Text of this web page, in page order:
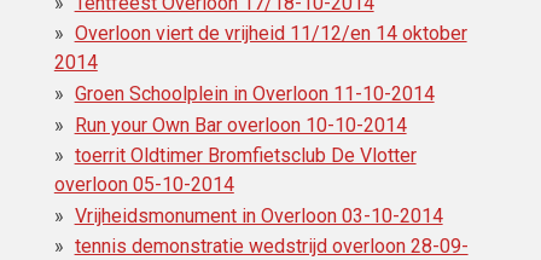
Overloon viert de vrijheid 11/12/en 14 oktober
2014
Groen Schoolplein in Overloon 11-10-2014
Run your Own Bar overloon 10-10-2014
toerrit Oldtimer Bromfietsclub De Vlotter
overloon 05-10-2014
Vrijheidsmonument in Overloon 03-10-2014
tennis demonstratie wedstrijd overloon 28-09-